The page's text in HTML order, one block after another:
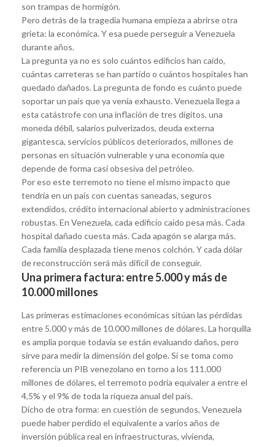
son trampas de hormigón.
Pero detrás de la tragedia humana empieza a abrirse otra
grieta: la económica. Y esa puede perseguir a Venezuela
durante años.
La pregunta ya no es solo cuántos edificios han caído,
cuántas carreteras se han partido o cuántos hospitales han
quedado dañados. La pregunta de fondo es cuánto puede
soportar un país que ya venía exhausto. Venezuela llega a
esta catástrofe con una inflación de tres dígitos, una
moneda débil, salarios pulverizados, deuda externa
gigantesca, servicios públicos deteriorados, millones de
personas en situación vulnerable y una economía que
depende de forma casi obsesiva del petróleo.
Por eso este terremoto no tiene el mismo impacto que
tendría en un país con cuentas saneadas, seguros
extendidos, crédito internacional abierto y administraciones
robustas. En Venezuela, cada edificio caído pesa más. Cada
hospital dañado cuesta más. Cada apagón se alarga más.
Cada familia desplazada tiene menos colchón. Y cada dólar
de reconstrucción será más difícil de conseguir.
Una primera factura: entre 5.000 y más de
10.000 millones
Las primeras estimaciones económicas sitúan las pérdidas
entre 5.000 y más de 10.000 millones de dólares. La horquilla
es amplia porque todavía se están evaluando daños, pero
sirve para medir la dimensión del golpe. Si se toma como
referencia un PIB venezolano en torno a los 111.000
millones de dólares, el terremoto podría equivaler a entre el
4,5% y el 9% de toda la riqueza anual del país.
Dicho de otra forma: en cuestión de segundos, Venezuela
puede haber perdido el equivalente a varios años de
inversión pública real en infraestructuras, vivienda,